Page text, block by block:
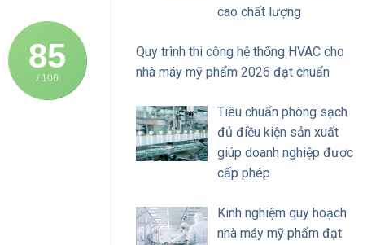
85
/ 100
cao chất lượng
Quy trình thi công hệ thống HVAC cho
nhà máy mỹ phẩm 2026 đạt chuẩn
Tiêu chuẩn phòng sạch
đủ điều kiện sản xuất
giúp doanh nghiệp được
cấp phép
Kinh nghiệm quy hoạch
nhà máy mỹ phẩm đạt